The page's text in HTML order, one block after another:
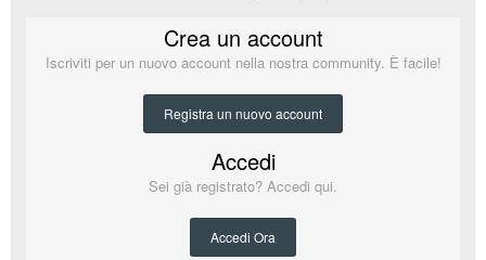
Crea un account
Iscriviti per un nuovo account nella nostra community. È facile!
Registra un nuovo account
Accedi
Sei già registrato? Accedi qui.
Accedi Ora